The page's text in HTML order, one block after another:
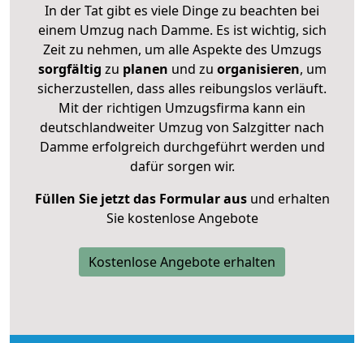
In der Tat gibt es viele Dinge zu beachten bei
einem Umzug nach Damme. Es ist wichtig, sich
Zeit zu nehmen, um alle Aspekte des Umzugs
sorgfältig zu planen und zu organisieren, um
sicherzustellen, dass alles reibungslos verläuft.
Mit der richtigen Umzugsfirma kann ein
deutschlandweiter Umzug von Salzgitter nach
Damme erfolgreich durchgeführt werden und
dafür sorgen wir.
Füllen Sie jetzt das Formular ausund erhalten
Sie kostenlose Angebote
Kostenlose Angebote erhalten